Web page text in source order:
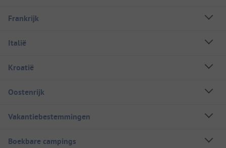
Frankrijk
Italië
Kroatië
Oostenrijk
Vakantiebestemmingen
Boekbare campings